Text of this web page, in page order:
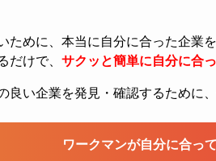
ために、本当に自分に合った企業を
だけで、 サクッと簡単に自分に合
良い企業を発見・確認するために
ワークマンが自分に合っ